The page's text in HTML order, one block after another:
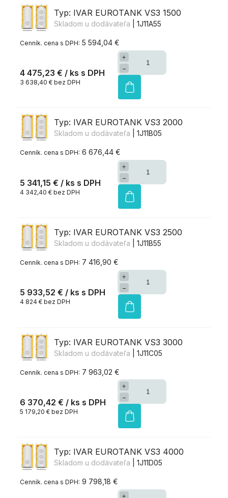
Typ: IVAR EUROTANK VS3 1500
Skladom u dodávateľa | 1J11A55
5 594,04 €
4 475,23 € / ks
3 638,40 € bez DPH
+
−
Typ: IVAR EUROTANK VS3 2000
Skladom u dodávateľa | 1J11B05
6 676,44 €
5 341,15 € / ks
4 342,40 € bez DPH
+
−
Typ: IVAR EUROTANK VS3 2500
Skladom u dodávateľa | 1J11B55
7 416,90 €
5 933,52 € / ks
4 824 € bez DPH
+
−
Typ: IVAR EUROTANK VS3 3000
Skladom u dodávateľa | 1J11C05
7 963,02 €
6 370,42 € / ks
5 179,20 € bez DPH
+
−
Typ: IVAR EUROTANK VS3 4000
Skladom u dodávateľa | 1J11D05
9 798,18 €
+